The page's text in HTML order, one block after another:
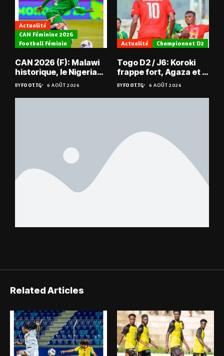
Actualité
CAN Féminine 2026
Football Féminin
CAN 2026 (F): Malawi
historique, le Nigeria
sauvé, la Zambie
éliminée
BYFOOT.TG 6 AOÛT 2026
Actualité Championnat D2
Togo D2 / J6: Koroki
frappe fort, Agaza et la
JCA assurent,
suspense avant Sara
FC – Doumbé FC
BYFOOT.TG 6 AOÛT 2026
Related Articles